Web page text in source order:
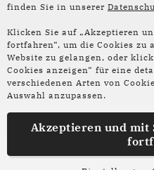
finden Sie in unserer
Klicken Sie auf „Akzeptieren
fortfahren“, um die Cookies zu
Website zu gelangen, oder
Cookies anzeigen“ für eine
verschiedenen Arten von
Auswahl anzupassen.
Akzeptieren und mit
Folge uns auf
Social Media:
Instagram
Facebook
Partner und Förderer